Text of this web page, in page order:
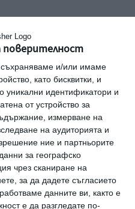
съхраняваме и/или имаме
като бисквитки, и
уникални идентификатори и
от устройство за
измерване на
на аудиторията и
ние и партньорите
за географско
чрез сканиране на
за да дадете съгласието
данните ви, както е
е да разгледате по-
да става на дъска,
и само за
ръцете и дъската
старателно със
месото да
се отнася не
за всички меса:
свинско.